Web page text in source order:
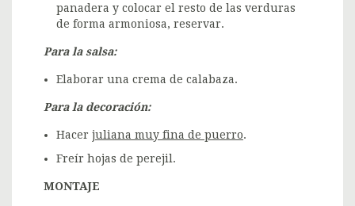
panadera y colocar el resto de las verduras
de forma armoniosa, reservar.
Para la salsa:
Elaborar una crema de calabaza.
Para la decoración:
Hacer juliana muy fina de puerro.
Freír hojas de perejil.
MONTAJE